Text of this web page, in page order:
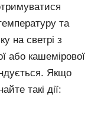
та
на светрі з
або кашемірової
Якщо
такі дії: